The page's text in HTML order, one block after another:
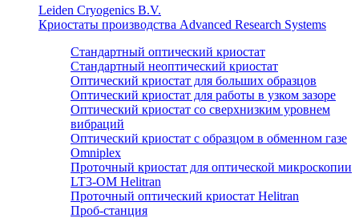
Leiden Cryogenics B.V.
Криостаты производства Advanced Research Systems
Стандартный оптический криостат
Стандартный неоптический криостат
Оптический криостат для больших образцов
Оптический криостат для работы в узком зазоре
Оптический криостат со сверхнизким уровнем
вибраций
Оптический криостат с образцом в обменном газе
Omniplex
Проточный криостат для оптической микроскопии
LT3-OM Helitran
Проточный оптический криостат Helitran
Проб-станция